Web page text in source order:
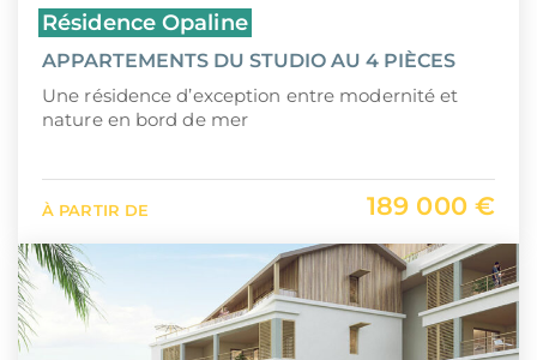
Résidence Opaline
APPARTEMENTS DU STUDIO AU 4 PIÈCES
Une résidence d’exception entre modernité et
nature en bord de mer
À PARTIR DE 189 000 €